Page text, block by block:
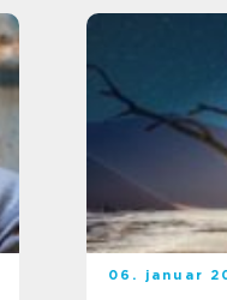
06. januar